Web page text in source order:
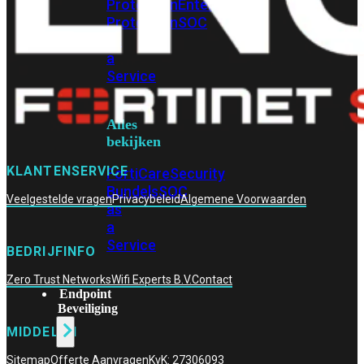
ProtectionEnterprise
ProtectionSOC
a
Service
Alles
bekijken
FortiCareSecurity
BundelsSOC
as
a
Service
Endpoint
Beveiliging
KLANTENSERVICE
Veelgestelde vragenPrivacybeleidAlgemene Voorwaarden
BEDRIJFINFO
Zero Trust NetworksWifi Experts B.V.Contact
MIDDELEN
SitemapOfferte AanvragenKvK: 27306093